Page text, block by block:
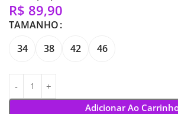
R$ 89,90
TAMANHO
34
38 42 46
Adicionar Ao